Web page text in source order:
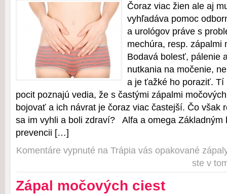
Čoraz viac žien ale aj
vyhľadáva pomoc
a urológov práve s
mechúra, resp. zápalmi
Bodavá bolesť, pálenie
nutkania na močenie,
a je ťažké ho poraziť.
pocit poznajú vedia, že s častými zápalmi
bojovať a ich návrat je čoraz viac častejší. Čo však
sa im vyhli a boli zdraví? Alfa a omega Základným
prevencii […]
Komentáre vypnuté na Trápia vás opakované
ste v
Zápal močových ciest